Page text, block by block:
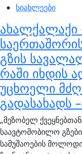
სიახლეები
ახალქალაქი
გზის
რაში იხდის
უცხოელი
გადასახადს
„მეზობელ
საავტომობილო
სამუშაოების